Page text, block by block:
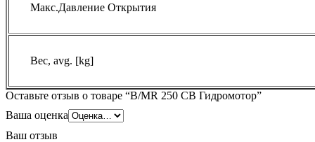
Макс.Давление Открытия
Вес, avg. [kg]
Оставьте отзыв о товаре “B/MR 250 CB Гидромотор”
Ваша оценка
Ваш отзыв